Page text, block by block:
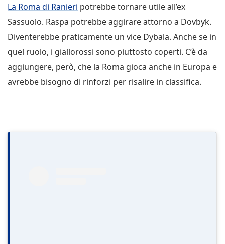
La Roma di Ranieri potrebbe tornare utile all’ex
Sassuolo. Raspa potrebbe aggirare attorno a Dovbyk.
Diventerebbe praticamente un vice Dybala. Anche se in
quel ruolo, i giallorossi sono piuttosto coperti. C’è da
aggiungere, però, che la Roma gioca anche in Europa e
avrebbe bisogno di rinforzi per risalire in classifica.